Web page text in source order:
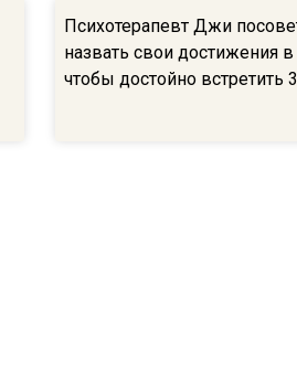
Психотерапевт Джи
назвать свои достижения
чтобы достойно встретить